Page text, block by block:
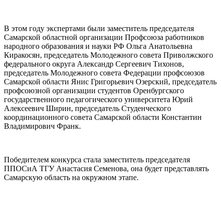
В этом году экспертами были заместитель председателя
Самарской областной организации Профсоюза работников
народного образования и науки РФ Ольга Анатольевна
Киракосян, председатель Молодежного совета Приволжского
федерального округа Александр Сергеевич Тихонов,
председатель Молодежного совета Федерации профсоюзов
Самарской области Янис Григорьевич Озерский, председатель
профсоюзной организации студентов Оренбургского
государственного педагогического университета Юрий
Алексеевич Ширин, председатель Студенческого
координационного совета Самарской области Константин
Владимирович Франк.
Победителем конкурса стала заместитель председателя
ППОСиА ТГУ Анастасия Семенова, она будет представлять
Самарскую область на окружном этапе.